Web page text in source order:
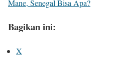
Mane, Senegal Bisa Apa?
Bagikan ini:
X